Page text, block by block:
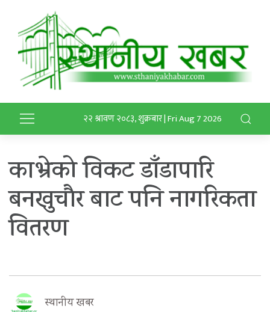
२२ श्रावण २०८३, शुक्रबार | Fri Aug 7 2026
काभ्रेको विकट डाँडापारि
बनखुचौर बाट पनि नागरिकता
वितरण
स्थानीय खबर